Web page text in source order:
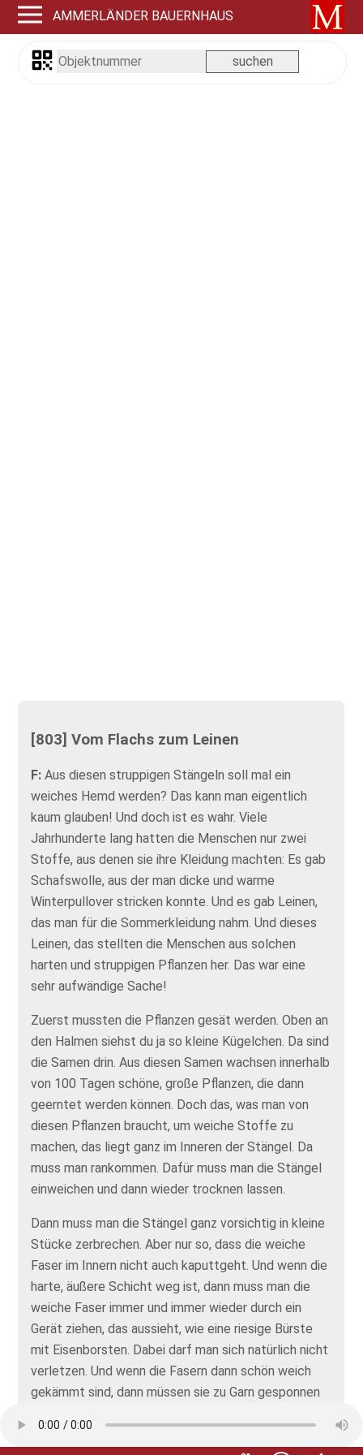
AMMERLÄNDER BAUERNHAUS
[803] Vom Flachs zum Leinen
F:Aus diesen struppigen Stängeln soll mal ein
weiches Hemd werden? Das kann man eigentlich
kaum glauben! Und doch ist es wahr. Viele
Jahrhunderte lang hatten die Menschen nur zwei
Stoffe, aus denen sie ihre Kleidung machten: Es gab
Schafswolle, aus der man dicke und warme
Winterpullover stricken konnte. Und es gab Leinen,
das man für die Sommerkleidung nahm. Und dieses
Leinen, das stellten die Menschen aus solchen
harten und struppigen Pflanzen her. Das war eine
sehr aufwändige Sache!
Zuerst mussten die Pflanzen gesät werden. Oben an
den Halmen siehst du ja so kleine Kügelchen. Da sind
die Samen drin. Aus diesen Samen wachsen innerhalb
von 100 Tagen schöne, große Pflanzen, die dann
geerntet werden können. Doch das, was man von
diesen Pflanzen braucht, um weiche Stoffe zu
machen, das liegt ganz im Inneren der Stängel. Da
muss man rankommen. Dafür muss man die Stängel
einweichen und dann wieder trocknen lassen.
Dann muss man die Stängel ganz vorsichtig in kleine
Stücke zerbrechen. Aber nur so, dass die weiche
Faser im Innern nicht auch kaputtgeht. Und wenn die
harte, äußere Schicht weg ist, dann muss man die
weiche Faser immer und immer wieder durch ein
Gerät ziehen, das aussieht, wie eine riesige Bürste
mit Eisenborsten. Dabei darf man sich natürlich nicht
verletzen. Und wenn die Fasern dann schön weich
gekämmt sind, dann müssen sie zu Garn gesponnen
Garn, das auf große Spulen aufgerollt wird.